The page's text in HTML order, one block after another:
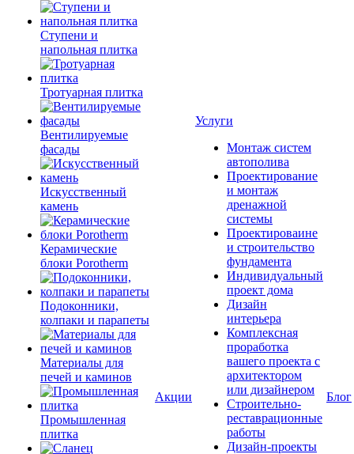
Ступени и
напольная плитка
Тротуарная плитка
Вентилируемые
фасады
Искусственный
камень
Керамические
блоки Porotherm
Подоконники,
колпаки и парапеты
Материалы для
печей и каминов
Промышленная
плитка
Акции
Услуги
Монтаж систем
автополива
Проектирование
и монтаж
дренажной
системы
Проектироваине
и строительство
фундамента
Индивидуальный
проект дома
Дизайн
интерьера
Комплексная
проработка
вашего проекта с
архитектором
или дизайнером
Строительно-
реставрационные
работы
Дизайн-проекты
Блог